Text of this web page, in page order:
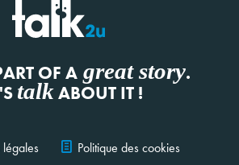
OF Agreat story.
talkABOUT IT !
Politique des cookies